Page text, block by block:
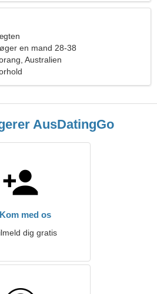
en mand 28-38
Australien
AusDatingGo
Kom med os
dig gratis